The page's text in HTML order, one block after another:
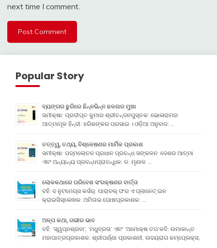
next time I comment.
Popular Story
ବ୍ୟଙ୍ଗର ଛୁରିରେ ଛିନ୍ନଭିନ୍ନ ଛଳନାର ମୁଖା
ସମୀକ୍ଷା: ପ୍ରଦୀପ୍ତ କୁମାର ଶ୍ରୀଚନ୍ଦନପୁସ୍ତକ: ଭୋଳାରାମର
ଆତ୍ମାମୂଳ ହିନ୍ଦୀ: ହରିଶଙ୍କର ପରସାଇ । ଓଡ଼ିଆ ଅନୁବାଦ: …
ତତ୍ତ୍ୱ, ତଥ୍ୟ, ବିଶ୍ଳେଷଣର ମାର୍ମିକ ପ୍ରକାଶ
ସମୀକ୍ଷା: ପଦ୍ମଲୋଚନ ପ୍ରଧାନ ପ୍ରବନ୍ଧ ସଙ୍କଳନ: ଦେଶର ଆତ୍ମା
ଏବଂ ଅନ୍ୟାନ୍ୟ ପ୍ରବନ୍ଧପ୍ରାବନ୍ଧିକ: ଡ. ମୃଣାଳ …
ଲୋକକଥାରେ ପରିବେଶ ସଂରକ୍ଷଣର ବାର୍ତ୍ତା
ବହି: ଦ ନୁଟମେଗ୍ସ କର୍ସର୍: ପାରାବଲ୍ ଫର ଏ ପ୍ଲାନେଟ୍ ଇନ
କ୍ରାଇସିସ୍ଲେଖକ: ଅମିତାଭ ଘୋଷପ୍ରକାଶକ: …
ଅଳ୍ପ କଥା, ଗଭୀର ଭାବ
ବହି: ‘ସ୍ୱପ୍ନଶ୍ରବା’, ‘ମଧୁବ୍ରତା’ ଏବଂ ‘ଅମୋକ୍ଷ ତପ’କବି: ଉମାକାନ୍ତ
ମହାପାତ୍ରପ୍ରକାଶକ: ଶ୍ରୀପର୍ଣ୍ଣା ପ୍ରକାଶନୀ, ଉଦୟରାଗ କମ୍ପେ୍ଲକ୍ସ,